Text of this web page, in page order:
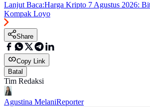
Lanjut Baca:Harga Kripto 7 Agustus 2026:
Kompak Loyo
Share
Copy Link
Batal
Tim Redaksi
Agustina MelaniReporter